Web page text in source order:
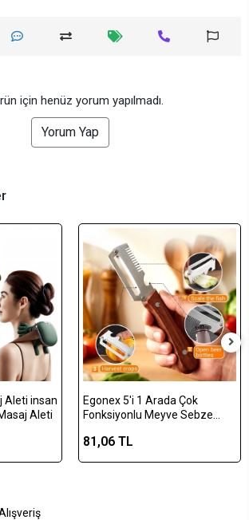
için henüz yorum yapılmadı.
Yorum Yap
Aleti insan
Aleti
Egonex 5'i 1 Arada Çok
Fonksiyonlu Meyve Sebze
Şişe Açacağı – Ahşap Saplı
81,06 TL